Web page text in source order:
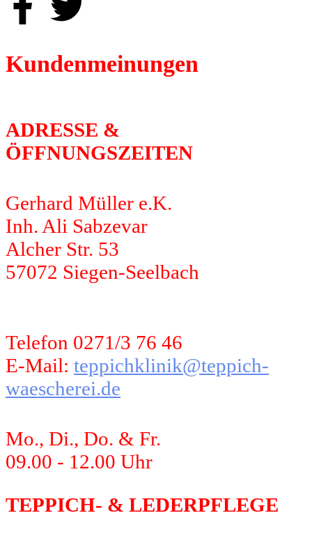
Kundenmeinungen
ADRESSE &
ÖFFNUNGSZEITEN
Gerhard Müller e.K.
Inh. Ali Sabzevar
Alcher Str. 53
57072 Siegen-Seelbach
Telefon 0271/3 76 46
E-Mail: teppichklinik@teppich-
waescherei.de
Mo., Di., Do. & Fr.
09.00 - 12.00 Uhr
TEPPICH- & LEDERPFLEGE